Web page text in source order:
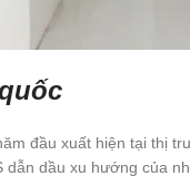
đầu xuất hiện tại thị
dầu xu hướng của